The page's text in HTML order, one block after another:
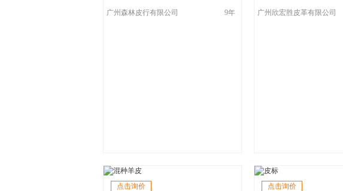
广州森林皮行有限公司 9年 广州欣宏胜皮革有限公司
点击询价
点击询价